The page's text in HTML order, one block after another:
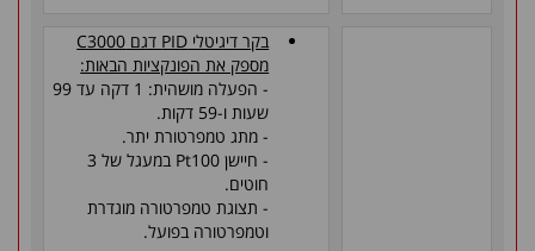
בקר דיגיטלי PID דגם C3000
מספק את הפונקציות הבאות:
- הפעלה מושהית: 1 דקה עד 99
שעות ו-59 דקות.
- מתג טמפרטורת יתר.
- חיישן Pt100
במעגל של 3
חוטים.
- תצוגת טמפרטורה מוגדרת
וטמפרטורה בפועל.